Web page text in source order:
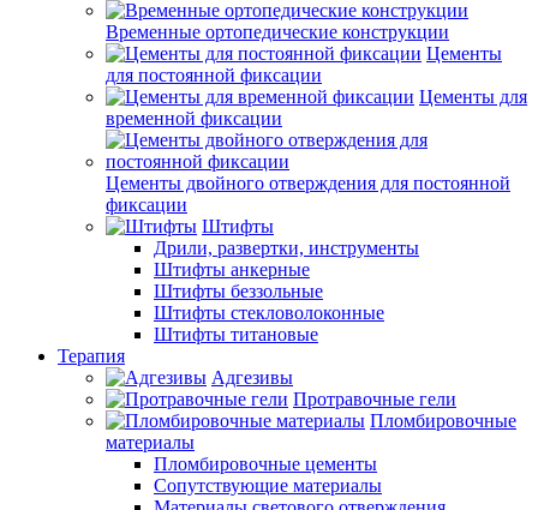
Временные ортопедические конструкции
Цементы
для постоянной фиксации
Цементы для
временной фиксации
Цементы двойного отверждения для постоянной
фиксации
Штифты
Дрили, развертки, инструменты
Штифты анкерные
Штифты беззольные
Штифты стекловолоконные
Штифты титановые
Терапия
Адгезивы
Протравочные гели
Пломбировочные
материалы
Пломбировочные цементы
Сопутствующие материалы